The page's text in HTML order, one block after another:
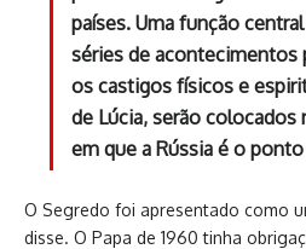
países. Uma função
séries de acontecimentos
os castigos físicos e
de Lúcia, serão
em que a Rússia é o
O Segredo foi apresentado como
disse. O Papa de 1960 tinha